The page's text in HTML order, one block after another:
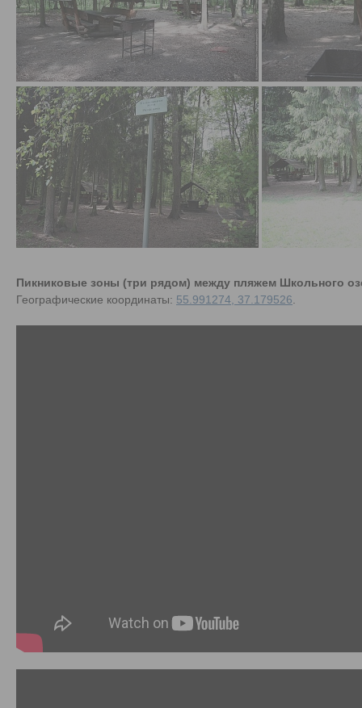
Пикниковые зоны (три рядом) между пляжем Школьного
Географические координаты: 55.991274, 37.179526